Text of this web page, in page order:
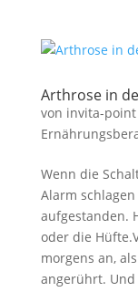
Arthrose in
von invita-point
Wenn die
Alarm
aufgestanden.
oder die
morgens an,
angerührt.